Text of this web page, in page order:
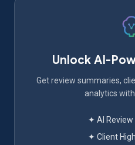
Unlock AI-
Get review summaries,
analytics with
✦ AI
✦ Client